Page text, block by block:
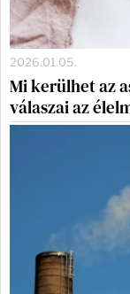
2026.01.05.
Mi kerülhet az
válaszai az